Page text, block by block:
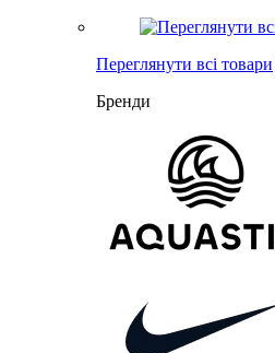
Переглянути всі товари
Бренди